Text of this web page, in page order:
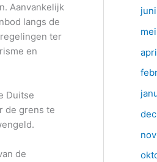
Aanvankelijk
langs de
regelingen ter
en
Duitse
de grens te
de